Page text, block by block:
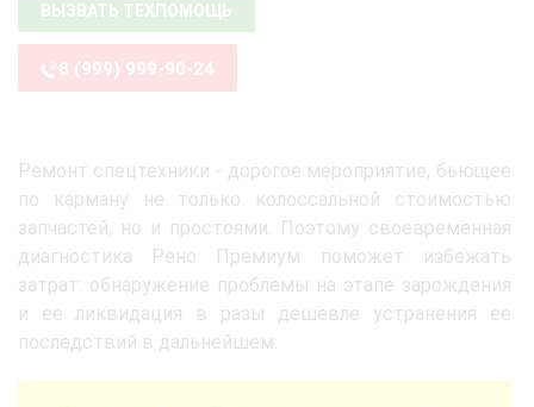
ВЫЗВАТЬ ТЕХПОМОЩЬ
8 (999) 999-90-24
Ремонт спецтехники - дорогое мероприятие, бьющее
по карману не только колоссальной стоимостью
запчастей, но и простоями. Поэтому своевременная
диагностика Рено Премиум поможет избежать
затрат: обнаружение проблемы на этапе зарождения
и ее ликвидация в разы дешевле устранения ее
последствий в дальнейшем.